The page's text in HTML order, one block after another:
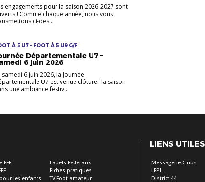
engagements pour la saison 2026-2027 sont
! Comme chaque année, nous vous
ci-des...
À 3 U7 - FOOT À 5 U9 G/F
Départementale U7 –
6 juin 2026
samedi 6 juin 2026, la Journée
U7 est venue clôturer la saison
une ambiance festiv...
FFF
les enfants
Labels Fédéraux
Fiches pratiques
TV Foot amateur
LIENS UTILES
Messagerie Clubs
LFPL
District 44